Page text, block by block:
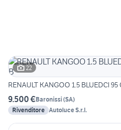
22
RENAULT KANGOO 1.5 BLUEDCI 95
9.500 €Baronissi(SA)
Rivenditore Autoluce S.r.l.